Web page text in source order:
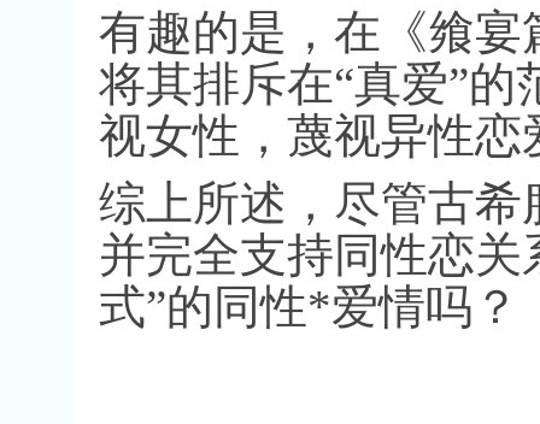
有趣的是，在《飨
将其排斥在“真爱”的
视女性，蔑视异性
综上所述，尽管古
并完全支持同性恋
式”的同性*爱情吗？